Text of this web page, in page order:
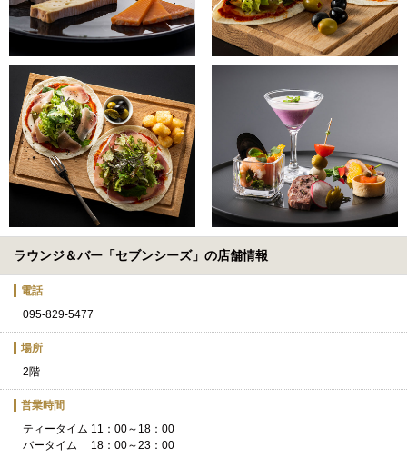
ラウンジ＆バー「セブンシーズ」の店舗情報
電話
095-829-5477
場所
2階
営業時間
ティータイム 11：00～18：00
バータイム 18：00～23：00